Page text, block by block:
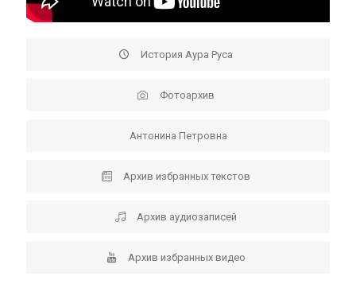
История Аура Руса
Фотоархив
Антонина Петровна
Архив избранных текстов
Архив аудиозаписей
Архив избранных видео